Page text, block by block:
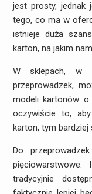
jest prosty, jednak
tego, co ma w
istnieje duża
karton, na jakim
W sklepach, w
przeprowadzek,
modeli kartonów o
oczywiście to,
karton, tym bardziej
Do
tradycyjnie